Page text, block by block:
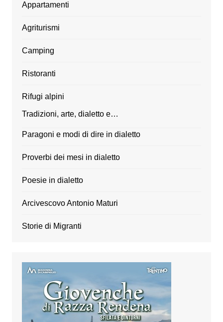
Appartamenti
Agriturismi
Camping
Ristoranti
Rifugi alpini
Tradizioni, arte, dialetto e…
Paragoni e modi di dire in dialetto
Proverbi dei mesi in dialetto
Poesie in dialetto
Arcivescovo Antonio Maturi
Storie di Migranti